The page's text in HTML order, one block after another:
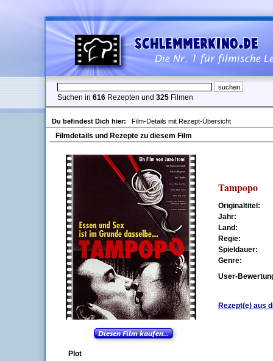
Suchen in 616 Rezepten und 325 Filmen
Du befindest Dich hier: Film-Details mit Rezept-Übersicht
Filmdetails und Rezepte zu diesem Film
Tampopo
Originaltitel:
Jahr:
Land:
Regie:
Spieldauer:
Genre:
User-
Rezept(e) aus
Plot